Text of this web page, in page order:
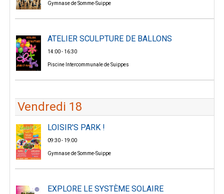
Gymnase de Somme-Suippe
ATELIER SCULPTURE DE BALLONS
14:00 - 16:30
Piscine Intercommunale de Suippes
Vendredi 18
LOISIR'S PARK !
09:30 - 19:00
Gymnase de Somme-Suippe
EXPLORE LE SYSTÈME SOLAIRE